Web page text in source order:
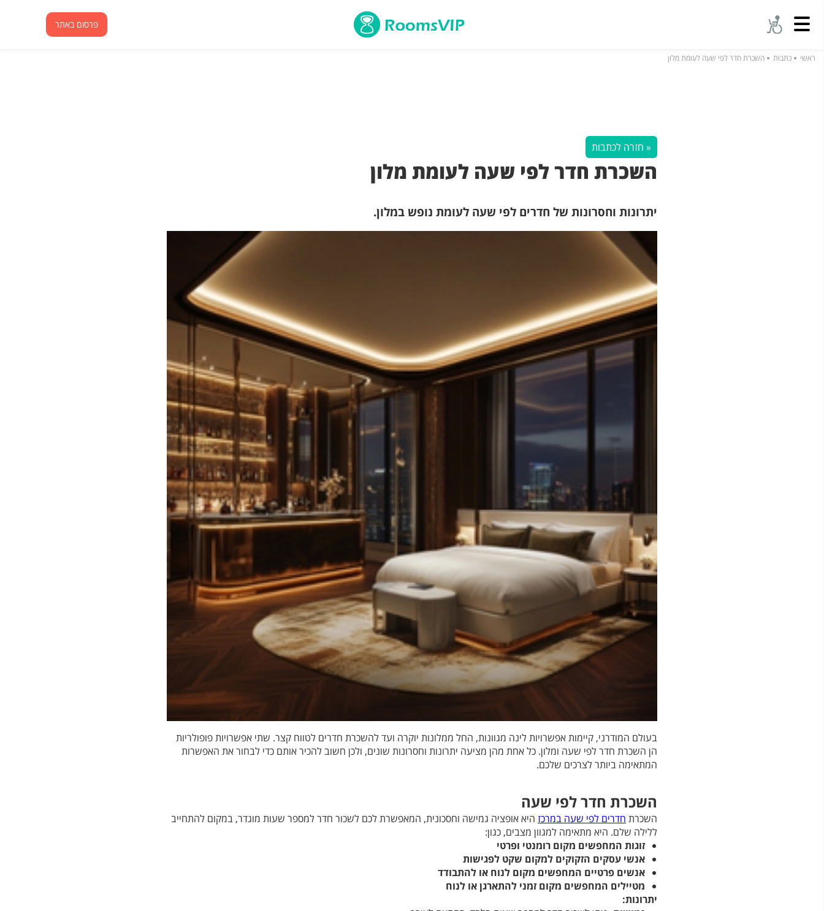
פרסום באתר
ראשי כתבות השכרת חדר לפי שעה לעומת מלון
« חזרה לכתבות
השכרת חדר לפי שעה לעומת מלון
יתרונות וחסרונות של חדרים לפי שעה לעומת נופש במלון.
בעולם המודרני, קיימות אפשרויות לינה מגוונות, החל ממלונות יוקרה ועד להשכרת חדרים לטווח קצר. שתי אפשרויות פופולריות
הן השכרת חדר לפי שעה ומלון. כל אחת מהן מציעה יתרונות וחסרונות שונים, ולכן חשוב להכיר אותם כדי לבחור את האפשרות
המתאימה ביותר לצרכים שלכם.
השכרת חדר לפי שעה
השכרת חדרים לפי שעה במרכז היא אופציה גמישה וחסכונית, המאפשרת לכם לשכור חדר למספר שעות מוגדר, במקום להתחייב
ללילה שלם. היא מתאימה למגוון מצבים, כגון:
זוגות המחפשים מקום רומנטי ופרטי
אנשי עסקים הזקוקים למקום שקט לפגישות
אנשים פרטיים המחפשים מקום לנוח או להתבודד
מטיילים המחפשים מקום זמני להתארגן או לנוח
יתרונות: